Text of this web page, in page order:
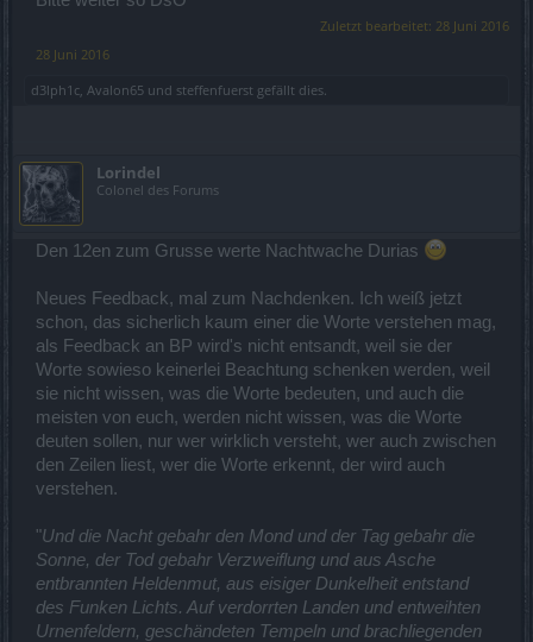
Zuletzt bearbeitet: 28 Juni 2016
28 Juni 2016
d3lph1c Avalon65 und steffenfuerst gefällt dies.
Lorindel
Colonel des Forums
Den 12en zum Grusse werte Nachtwache Durias
Neues Feedback, mal zum Nachdenken. Ich weiß jetzt
schon, das sicherlich kaum einer die Worte verstehen mag,
als Feedback an BP wird's nicht entsandt, weil sie der
Worte sowieso keinerlei Beachtung schenken werden, weil
sie nicht wissen, was die Worte bedeuten, und auch die
meisten von euch, werden nicht wissen, was die Worte
deuten sollen, nur wer wirklich versteht, wer auch zwischen
den Zeilen liest, wer die Worte erkennt, der wird auch
verstehen.
"Und die Nacht gebahr den Mond und der Tag gebahr die
Sonne, der Tod gebahr Verzweiflung und aus Asche
entbrannten Heldenmut, aus eisiger Dunkelheit entstand
des Funken Lichts. Auf verdorrten Landen und entweihten
Urnenfeldern, geschändeten Tempeln und brachliegenden